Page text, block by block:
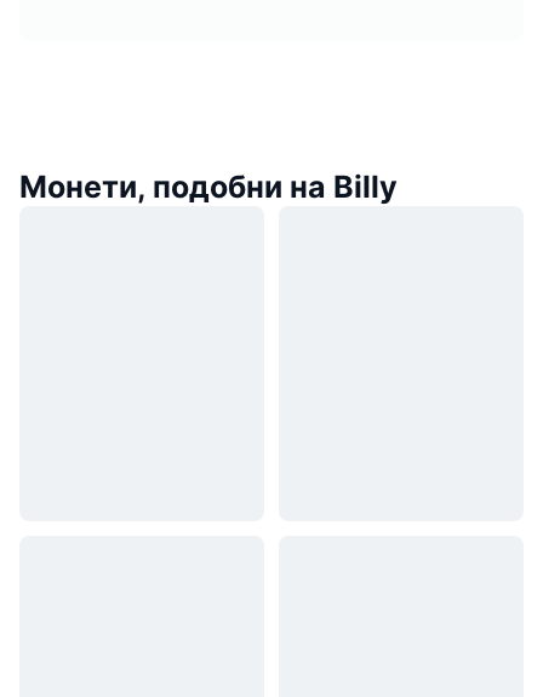
Монети, подобни на Billy